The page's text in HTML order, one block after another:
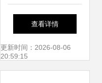
多，省钱妙招如何
选对告别“越洗越
查看详情
更新时间：2026-08-06
20:59:15